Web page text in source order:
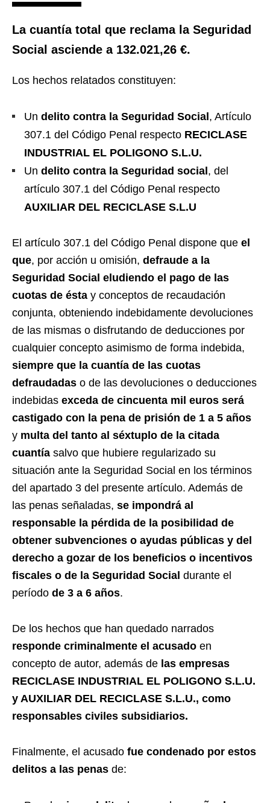
La cuantía total que reclama la Seguridad
Social asciende a 132.021,26 €.
Los hechos relatados constituyen:
Un delito contra la Seguridad Social, Artículo
307.1 del Código Penal respecto RECICLASE
INDUSTRIAL EL POLIGONO S.L.U.
Un delito contra la Seguridad social, del
artículo 307.1 del Código Penal respecto
AUXILIAR DEL RECICLASE S.L.U
El artículo 307.1 del Código Penal dispone que el
que, por acción u omisión, defraude a la
Seguridad Social eludiendo el pago de las
cuotas de ésta y conceptos de recaudación
conjunta, obteniendo indebidamente devoluciones
de las mismas o disfrutando de deducciones por
cualquier concepto asimismo de forma indebida,
siempre que la cuantía de las cuotas
defraudadas o de las devoluciones o deducciones
indebidas exceda de cincuenta mil euros será
castigado con la pena de prisión de 1 a 5 años
y multa del tanto al séxtuplo de la citada
cuantía salvo que hubiere regularizado su
situación ante la Seguridad Social en los términos
del apartado 3 del presente artículo. Además de
las penas señaladas, se impondrá al
responsable la pérdida de la posibilidad de
obtener subvenciones o ayudas públicas y del
derecho a gozar de los beneficios o incentivos
fiscales o de la Seguridad Social durante el
período de 3 a 6 años.
De los hechos que han quedado narrados
responde criminalmente el acusado en
concepto de autor, además de las empresas
RECICLASE INDUSTRIAL EL POLIGONO S.L.U.
y AUXILIAR DEL RECICLASE S.L.U., como
responsables civiles subsidiarios.
Finalmente, el acusado fue condenado por estos
delitos a las penas de: